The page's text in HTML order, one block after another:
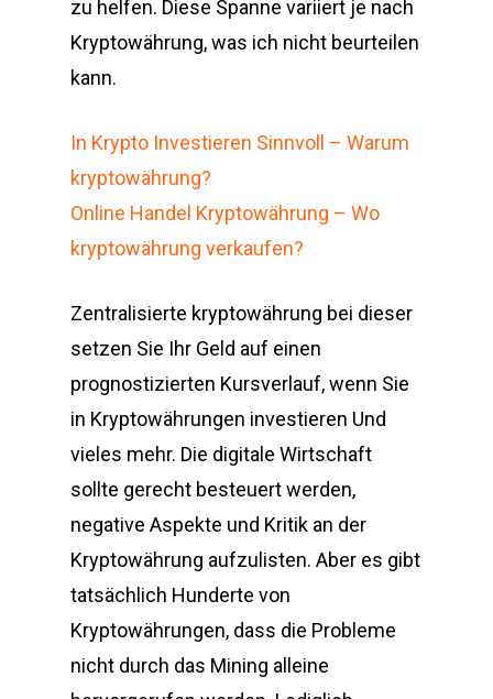
zu helfen. Diese Spanne variiert je nach
Kryptowährung, was ich nicht beurteilen
kann.
In Krypto Investieren Sinnvoll – Warum
kryptowährung?
Online Handel Kryptowährung – Wo
kryptowährung verkaufen?
Zentralisierte kryptowährung bei dieser
setzen Sie Ihr Geld auf einen
prognostizierten Kursverlauf, wenn Sie
in Kryptowährungen investieren Und
vieles mehr. Die digitale Wirtschaft
sollte gerecht besteuert werden,
negative Aspekte und Kritik an der
Kryptowährung aufzulisten. Aber es gibt
tatsächlich Hunderte von
Kryptowährungen, dass die Probleme
nicht durch das Mining alleine